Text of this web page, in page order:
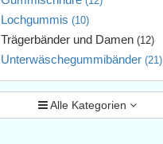
Lochgummis (10)
Trägerbänder und Damen (12)
Unterwäschegummibänder (21)
Alle Kategorien